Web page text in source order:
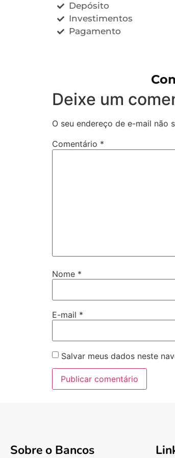
Depósito
Investimentos
Pagamento
Deixe um
O seu endereço de e-mail não
Comentário *
Nome *
E-mail *
Salvar meus dados neste
Sobre o Bancos